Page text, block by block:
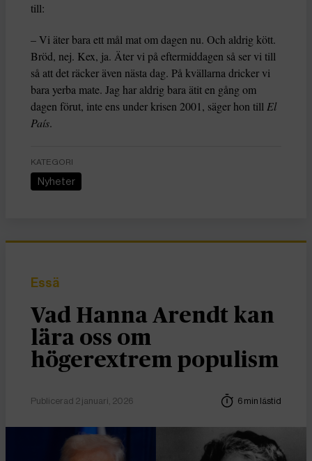
till:
– Vi äter bara ett mål mat om dagen nu. Och aldrig kött.
Bröd, nej. Kex, ja. Äter vi på eftermiddagen så ser vi till
så att det räcker även nästa dag. På kvällarna dricker vi
bara yerba mate. Jag har aldrig bara ätit en gång om
dagen förut, inte ens under krisen 2001, säger hon tillEl
País.
KATEGORI
Nyheter
Essä
Vad Hanna Arendt kan
lära oss om
högerextrem populism
Publicerad 2 januari, 2026 6 min lästid